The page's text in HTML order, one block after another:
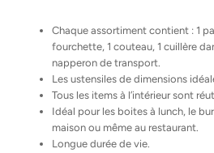
Chaque assortiment contient : 1
fourchette, 1 couteau, 1 cuillère
napperon de transport.
Les ustensiles de dimensions
Tous les items à l’intérieur sont
Idéal pour les boites à lunch, le
maison ou même au restaurant.
Longue durée de vie.